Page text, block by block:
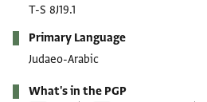
T-S 8J19.1
Primary Language
Judaeo-Arabic
What's in the PGP